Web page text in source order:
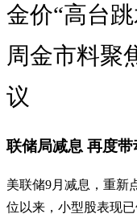
金价“高台
周金市料聚
议
联储局减息 再度
美联储9月减息，重新
位以来，小型股表现